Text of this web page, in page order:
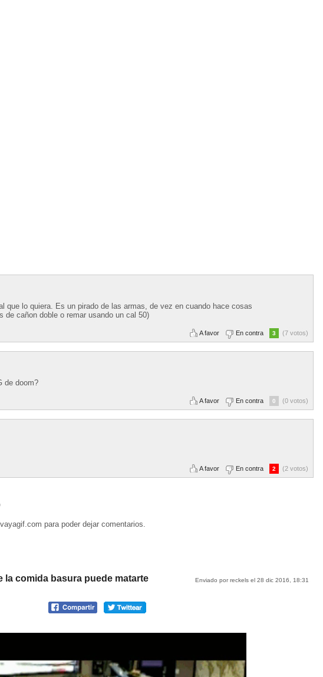
que lo quiera. Es un pirado de las armas, de vez en cuando hace cosas
de cañon doble o remar usando un cal 50)
A favor En contra 3 (7 votos)
de doom?
A favor En contra 0 (0 votos)
A favor En contra 2 (2 votos)
para poder dejar comentarios.
Enviado por reckels el 28 dic 2016, 18:31
la comida basura puede matarte